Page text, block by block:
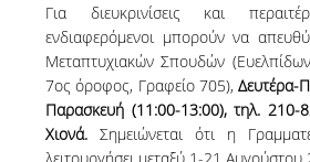
Για διευκρινίσεις και
ενδιαφερόμενοι μπορούν να
Μεταπτυχιακών Σπουδών
7ος όροφος, Γραφείο 705),Δευτέρα-
Παρασκευή (11:00-13:00), τηλ. 210-
Χιονά. Σημειώνεται ότι η